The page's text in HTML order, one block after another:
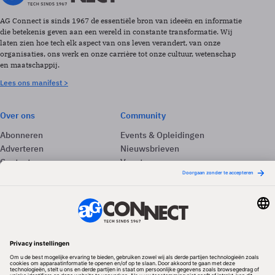
AG Connect is sinds 1967 de essentiële bron van ideeën en informatie
die betekenis geven aan een wereld in constante transformatie. Wij
laten zien hoe tech elk aspect van ons leven verandert, van onze
organisaties, ons werk en onze carrière tot onze cultuur, wetenschap
en maatschappij.
Lees ons manifest >
Over ons
Abonneren
Adverteren
Contact
Community
Events & Opleidingen
Nieuwsbrieven
Vacatures